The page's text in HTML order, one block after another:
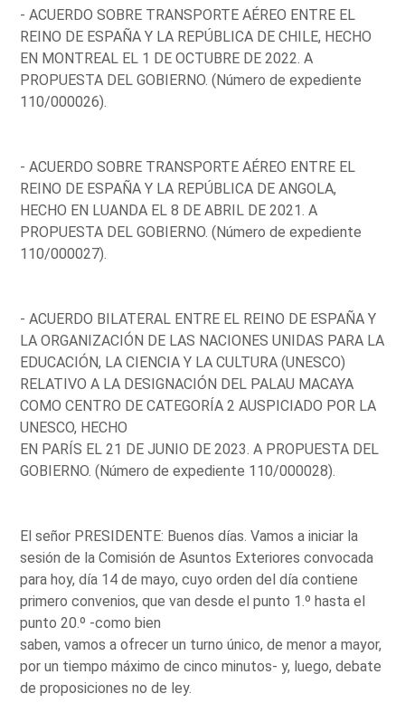
- ACUERDO SOBRE TRANSPORTE AÉREO ENTRE EL
REINO DE ESPAÑA Y LA REPÚBLICA DE CHILE, HECHO
EN MONTREAL EL 1 DE OCTUBRE DE 2022. A
PROPUESTA DEL GOBIERNO. (Número de expediente
110/000026).
- ACUERDO SOBRE TRANSPORTE AÉREO ENTRE EL
REINO DE ESPAÑA Y LA REPÚBLICA DE ANGOLA,
HECHO EN LUANDA EL 8 DE ABRIL DE 2021. A
PROPUESTA DEL GOBIERNO. (Número de expediente
110/000027).
- ACUERDO BILATERAL ENTRE EL REINO DE ESPAÑA Y
LA ORGANIZACIÓN DE LAS NACIONES UNIDAS PARA LA
EDUCACIÓN, LA CIENCIA Y LA CULTURA (UNESCO)
RELATIVO A LA DESIGNACIÓN DEL PALAU MACAYA
COMO CENTRO DE CATEGORÍA 2 AUSPICIADO POR LA
UNESCO, HECHO
EN PARÍS EL 21 DE JUNIO DE 2023. A PROPUESTA DEL
GOBIERNO. (Número de expediente 110/000028).
El señor PRESIDENTE: Buenos días. Vamos a iniciar la
sesión de la Comisión de Asuntos Exteriores convocada
para hoy, día 14 de mayo, cuyo orden del día contiene
primero convenios, que van desde el punto 1.º hasta el
punto 20.º -como bien
saben, vamos a ofrecer un turno único, de menor a mayor,
por un tiempo máximo de cinco minutos- y, luego, debate
de proposiciones no de ley.